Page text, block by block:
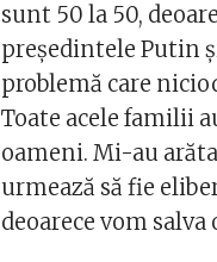
sunt 50 la 50,
preşedintele Putin
problemă care
Toate acele familii
oameni. Mi-au
urmează să fie
deoarece vom